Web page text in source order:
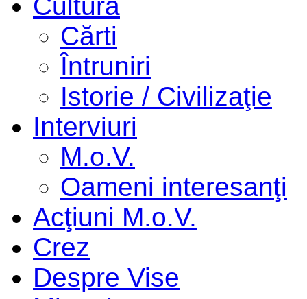
Cărti
Întruniri
Istorie / Civilizaţie
Interviuri
M.o.V.
Oameni interesanţi
Acţiuni M.o.V.
Crez
Despre Vise